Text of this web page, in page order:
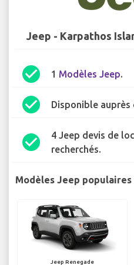
Jeep - Karpathos
check_circle 1 Modèles Jeep.
check_circle Disponible auprès
check_circle
4 Jeep devis de
recherchés.
Modèles Jeep populaires
Jeep Renegade